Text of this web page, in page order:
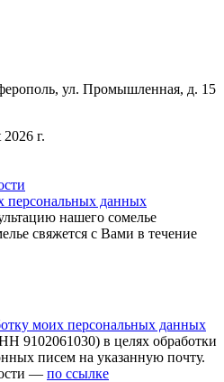
ул. Промышленная, д. 15
г.
персональных данных
нашего сомелье
свяжется с Вами в течение
моих персональных данных
в целях обработки
писем на указанную почту.
— по ссылке